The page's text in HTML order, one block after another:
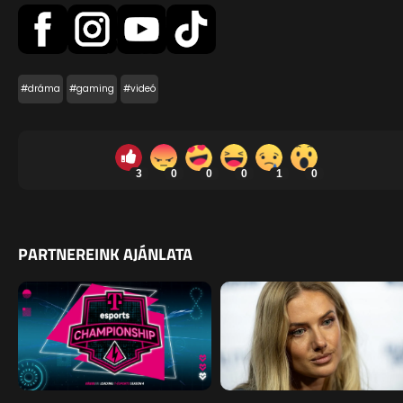
#dráma #gaming #videó
3 0 0 0 1 0
PARTNEREINK AJÁNLATA